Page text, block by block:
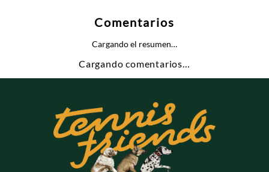
Comentarios
Cargando el resumen…
Cargando comentarios…